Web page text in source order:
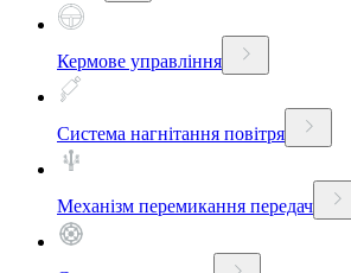
Кермове управління
Система нагнітання повітря
Механізм перемикання передач